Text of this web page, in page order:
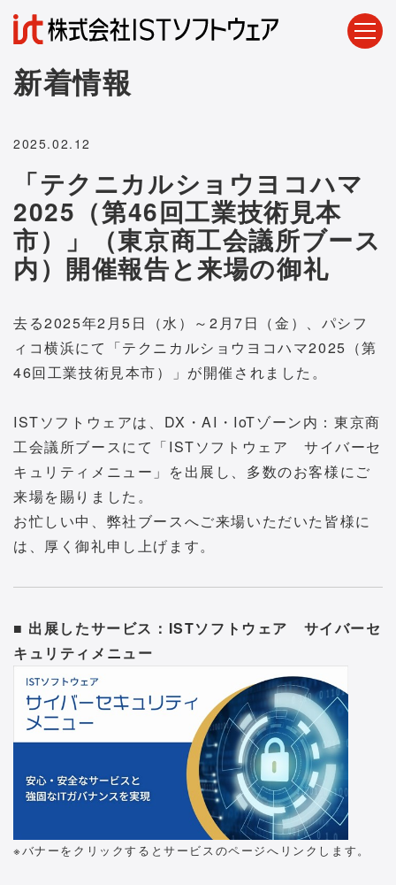
新着情報
2025.02.12
「テクニカルショウヨコハマ
2025（第46回工業技術見本
市）」（東京商工会議所ブース
内）開催報告と来場の御礼
去る2025年2月5日（水）～2月7日（金）、パシフ
ィコ横浜にて「テクニカルショウヨコハマ2025（第
46回工業技術見本市）」が開催されました。
ISTソフトウェアは、DX・AI・IoTゾーン内：東京商
工会議所ブースにて「ISTソフトウェア サイバーセ
キュリティメニュー」を出展し、多数のお客様にご
来場を賜りました。
お忙しい中、弊社ブースへご来場いただいた皆様に
は、厚く御礼申し上げます。
■ 出展したサービス：ISTソフトウェア サイバーセ
キュリティメニュー
※バナーをクリックするとサービスのページへリンクします。